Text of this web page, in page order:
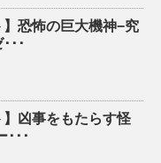
】恐怖の巨大機神−究
･･
】凶事をもたらす怪
･･